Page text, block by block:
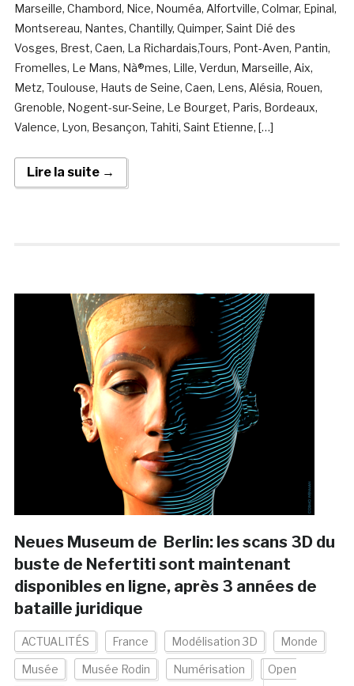
Marseille, Chambord, Nice, Nouméa, Alfortville, Colmar, Epinal,
Montsereau, Nantes, Chantilly, Quimper, Saint Dié des
Vosges, Brest, Caen, La Richardais,Tours, Pont-Aven, Pantin,
Fromelles, Le Mans, Nà®mes, Lille, Verdun, Marseille, Aix,
Metz, Toulouse, Hauts de Seine, Caen, Lens, Alésia, Rouen,
Grenoble, Nogent-sur-Seine, Le Bourget, Paris, Bordeaux,
Valence, Lyon, Besançon, Tahiti, Saint Etienne, […]
Lire la suite →
Neues Museum de Berlin: les scans 3D du
buste de Nefertiti sont maintenant
disponibles en ligne, après 3 années de
bataille juridique
ACTUALITÉS France Modélisation 3D Monde
Musée Musée Rodin Numérisation Open